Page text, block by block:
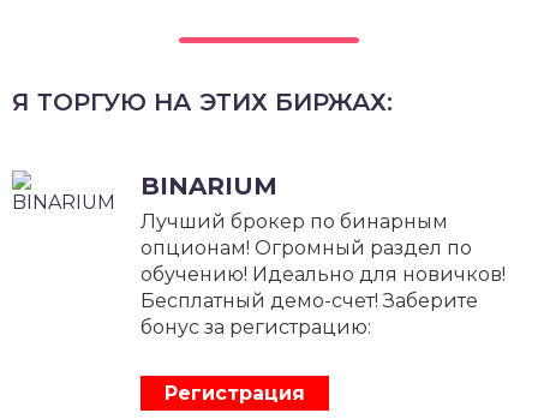
Я ТОРГУЮ НА ЭТИХ БИРЖАХ:
BINARIUM
Лучший брокер по бинарным
опционам! Огромный раздел по
обучению! Идеально для новичков!
Бесплатный демо-счет! Заберите
бонус за регистрацию:
Регистрация